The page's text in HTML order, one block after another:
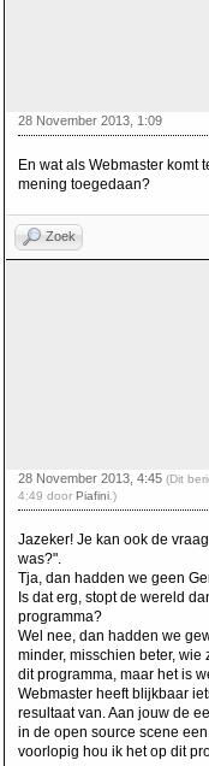
28 November 2013, 1:09
En wat als Webmaster komt
mening toegedaan?
Zoek
28 November 2013, 4:45 (Dit
4:49 door Piafini .)
Jazeker! Je kan ook de
was?".
Tja, dan hadden we geen
Is dat erg, stopt de wereld
programma?
Wel nee, dan hadden we
minder, misschien beter,
dit programma, maar het is
Webmaster heeft blijkbaar
resultaat van. Aan jouw de
in de open source scene
voorlopig hou ik het op dit